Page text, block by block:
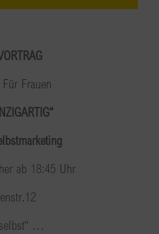
Frauen
ab 18:45 Uhr
…